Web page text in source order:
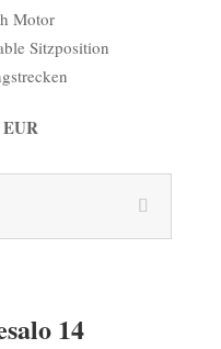
Motor
Sitzposition
14